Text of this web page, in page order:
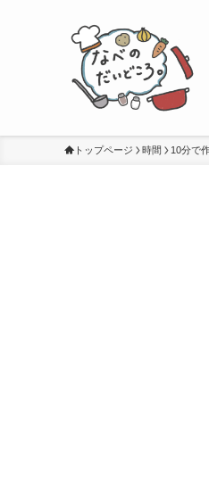
トップページ 時間 10分で